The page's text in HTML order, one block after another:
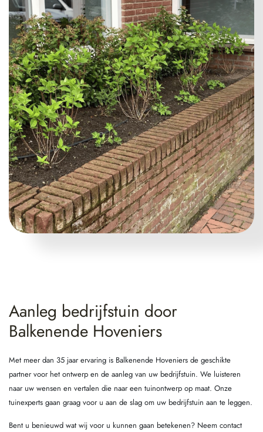
Aanleg bedrijfstuin door
Balkenende Hoveniers
Met meer dan 35 jaar ervaring is Balkenende Hoveniers de geschikte
partner voor het ontwerp en de aanleg van uw bedrijfstuin. We luisteren
naar uw wensen en vertalen die naar een tuinontwerp op maat. Onze
tuinexperts gaan graag voor u aan de slag om uw bedrijfstuin aan te leggen.
Bent u benieuwd wat wij voor u kunnen gaan betekenen? Neem contact